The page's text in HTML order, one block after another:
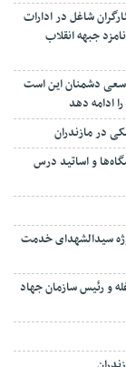
شاغل در ادارات
جبهه انقلاب
سعی دشمنان این است
ادامه دهد
و اساتید درس
سیدالشهدای خدمت
و رئیس سازمان جهاد